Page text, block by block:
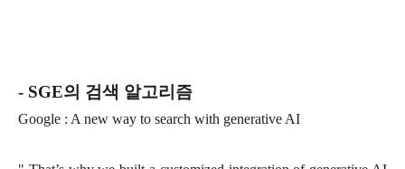
- SGE의 검색 알고리즘
Google : A new way to search with generative AI